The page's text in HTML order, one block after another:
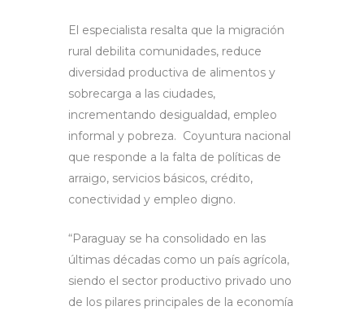
El especialista resalta que la migración
rural debilita comunidades, reduce
diversidad productiva de alimentos y
sobrecarga a las ciudades,
incrementando desigualdad, empleo
informal y pobreza. Coyuntura nacional
que responde a la falta de políticas de
arraigo, servicios básicos, crédito,
conectividad y empleo digno.
“Paraguay se ha consolidado en las
últimas décadas como un país agrícola,
siendo el sector productivo privado uno
de los pilares principales de la economía